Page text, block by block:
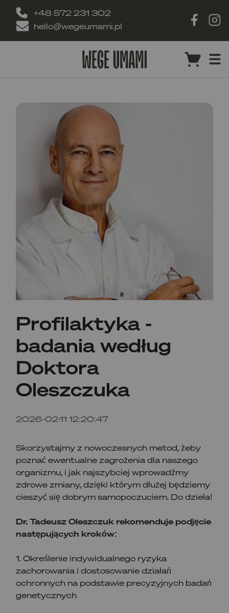
+48 572 231 302
hello@wegeumami.pl
Profilaktyka -
badania według
Doktora
Oleszczuka
2026-02-11 12:20:47
Skorzystajmy z nowoczesnych metod, żeby
poznać ewentualne zagrożenia dla naszego
organizmu, i jak najszybciej wprowadźmy
zdrowe zmiany, dzięki którym dłużej będziemy
cieszyć się dobrym samopoczuciem. Do dzieła!
Dr. Tadeusz Oleszczuk rekomenduje podjęcie
następujących kroków:
1. Określenie indywidualnego ryzyka
zachorowania i dostosowanie działań
ochronnych na podstawie precyzyjnych badań
genetycznych